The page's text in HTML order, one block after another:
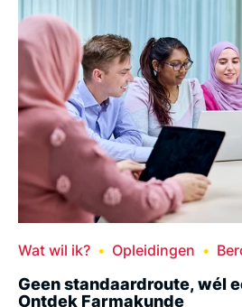
Wat wil ik? Opleidingen
Geen standaardroute, wél
Ontdek Farmakunde